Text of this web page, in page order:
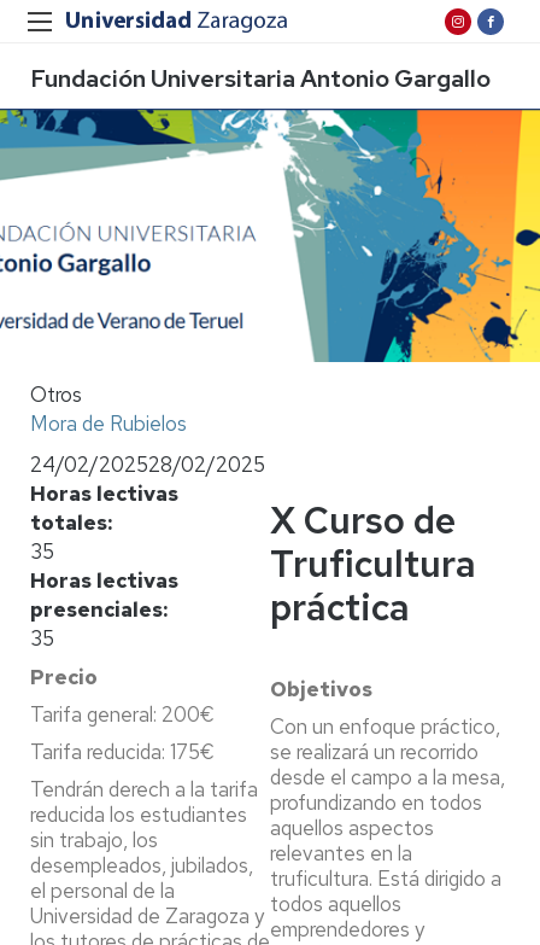
Fundación Universitaria Antonio Gargallo
Otros
Mora de Rubielos
24/02/202528/02/2025
Horas lectivas
totales
35
Horas lectivas
presenciales
35
Precio
Tarifa general: 200€
Tarifa reducida: 175€
Tendrán derech a la tarifa
reducida los estudiantes
sin trabajo, los
desempleados, jubilados,
el personal de la
Universidad de Zaragoza y
X Curso de
Truficultura
práctica
Objetivos
Con un enfoque práctico,
se realizará un recorrido
desde el campo a la mesa,
profundizando en todos
aquellos aspectos
relevantes en la
truficultura. Está dirigido a
todos aquellos
emprendedores y